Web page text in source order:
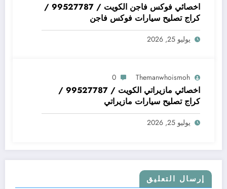
اخصائي فوكس فاجن الكويت / 99527787 /
كراج تصليح سيارات فوكس فاجن
يوليو 25, 2026
Themanwhoismoh
0
اخصائي مازيراتي الكويت / 99527787 /
كراج تصليح سيارات مازيراتي
يوليو 25, 2026
إرسال التعليق